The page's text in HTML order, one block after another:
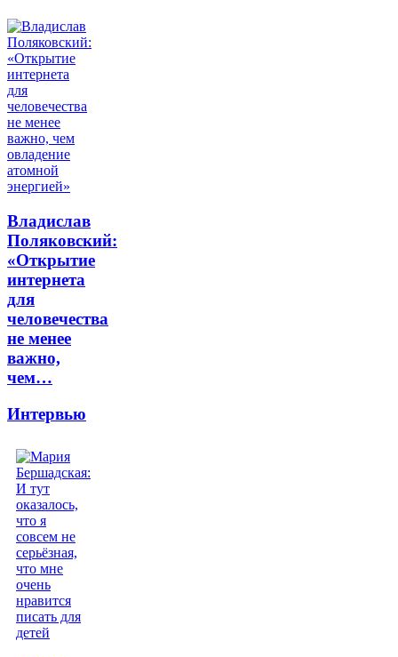
Владислав
Поляковский:
«Открытие
интернета
для
человечества
не менее
важно,
чем…
Интервью